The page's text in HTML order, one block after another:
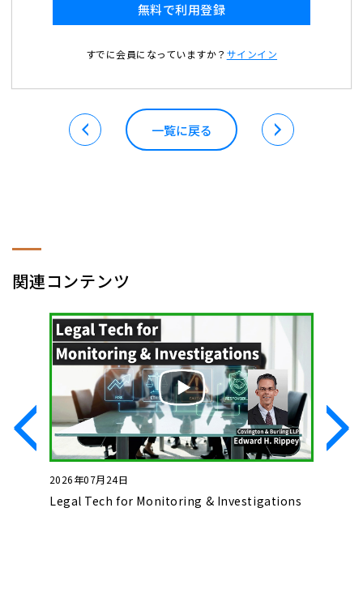
無料で利用登録
すでに会員になっていますか？ サインイン
一覧に戻る
関連コンテンツ
2026年07月24日
Legal Tech for Monitoring & Investigations